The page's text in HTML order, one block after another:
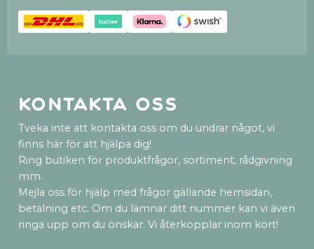
Kontakta oss
Tveka inte att kontakta oss om du undrar något, vi
finns här för att hjälpa dig!
Ring butiken för produktfrågor, sortiment, rådgivning
mm.
Mejla oss för hjälp med frågor gällande hemsidan,
betalning etc. Om du lämnar ditt nummer kan vi även
ringa upp om du önskar. Vi återkopplar inom kort!